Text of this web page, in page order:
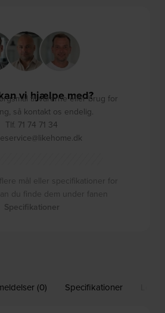
(0) Specifikationer
vi hjælpe med?
til varerne eller brug for
så kontakt os endelig.
Tlf. 71 74 71 34
mål eller specifikationer for
du finde dem under fanen
Specifikationer